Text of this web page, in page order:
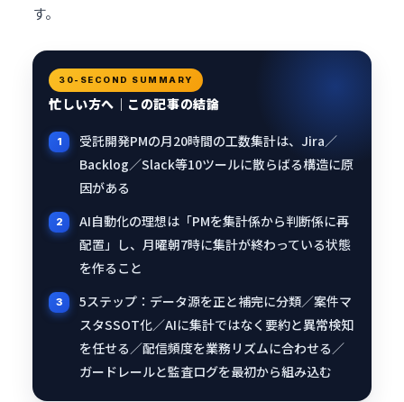
す。
30-SECOND SUMMARY
忙しい方へ｜この記事の結論
受託開発PMの月20時間の工数集計は、Jira／
Backlog／Slack等10ツールに散らばる構造に原
因がある
AI自動化の理想は「PMを集計係から判断係に再
配置」し、月曜朝7時に集計が終わっている状態
を作ること
5ステップ：データ源を正と補完に分類／案件マ
スタSSOT化／AIに集計ではなく要約と異常検知
を任せる／配信頻度を業務リズムに合わせる／
ガードレールと監査ログを最初から組み込む